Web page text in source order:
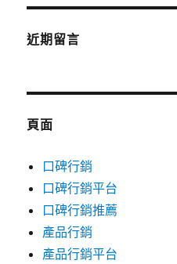
近期留言
頁面
口碑行銷
口碑行銷平台
口碑行銷推薦
產品行銷
產品行銷平台